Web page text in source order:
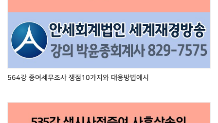
564강 증여세무조사 쟁점10가지와 대응방법예시